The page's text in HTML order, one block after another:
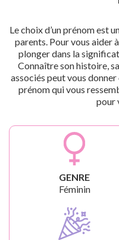
Le choix d’un prénom est
parents. Pour vous aider
plonger dans la
Connaître son histoire,
associés peut vous
prénom qui vous
pour
GENRE
Féminin